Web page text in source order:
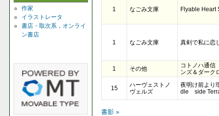
作家
イラストレータ
書店・取次系，オンライ
ン書店
1 なごみ文庫 Flyable Heart
1 なごみ文庫 真剣で私に
1 その他
コトノハ通
ンズ＆ダーク
15
ハーヴェストノ
ヴェルズ
夜明け前より
dle side
書影 »